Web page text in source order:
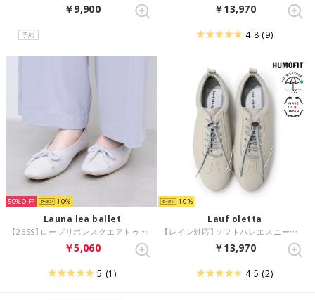
￥9,900
予約
￥13,970
4.8 (9)
50% 10
Launa lea ballet
【26SS】ロープリボンスクエアトゥバレエシューズ(B7102A) （LグレーS）
￥5,060
5 (1)
10
Lauf oletta
【レイン対応】ソフトバレエスニーカー ALL-WEATHER(LRH105A) （GRAY）
￥13,970
4.5 (2)